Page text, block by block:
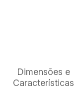
Dimensões e
Características